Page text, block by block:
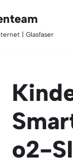
| Glasfaser
o2-